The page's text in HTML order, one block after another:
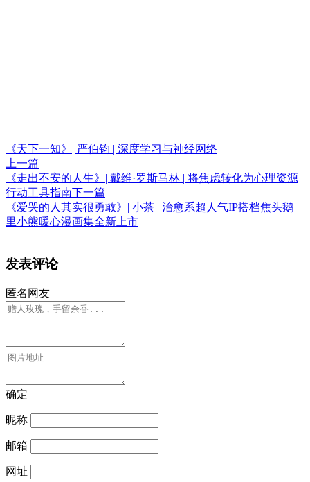
《天下一知》| 严伯钧 | 深度学习与神经网络
上一篇
《走出不安的人生》| 戴维·罗斯马林 | 将焦虑转化为心理资源
行动工具指南下一篇
《爱哭的人其实很勇敢》| 小茶 | 治愈系超人气IP搭档焦头鹅
里小熊暖心漫画集全新上市
发表评论
匿名网友
确定
昵称
邮箱
网址